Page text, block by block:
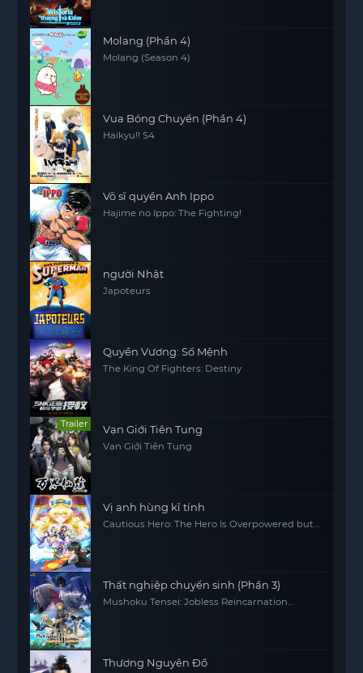
Molang (Phần 4)
Molang (Season 4)
Vua Bóng Chuyền (Phần 4)
Haikyu!! S4
Võ sĩ quyền Anh Ippo
Hajime no Ippo: The Fighting!
người Nhật
Japoteurs
Quyền Vương: Số Mệnh
The King Of Fighters: Destiny
Trailer Vạn Giới Tiên Tung
Vạn Giới Tiên Tung
Vị anh hùng kĩ tính
Cautious Hero: The Hero Is Overpowered but
Thất nghiệp chuyển sinh (Phần 3)
Mushoku Tensei: Jobless Reincarnation
Thương Nguyên Đồ